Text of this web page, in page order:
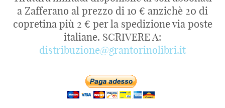
a Zafferano al prezzo di 10 € anzichè 20 di
copretina più 2 € per la spedizione via poste
italiane. SCRIVERE A:
distribuzione@grantorinolibri.it